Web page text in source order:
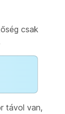
csak
távol van,